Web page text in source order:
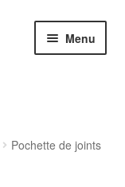
Menu
Pochette de joints